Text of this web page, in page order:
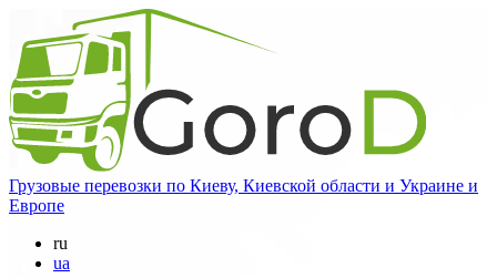
Грузовые перевозки по Киеву, Киевской области и Украине и
Европе
ru
ua